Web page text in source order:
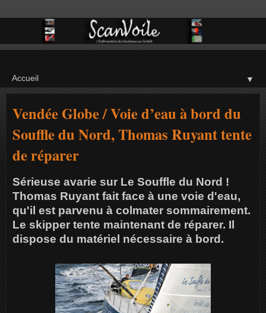
▼
Vendée Globe / Voie d’eau à bord du
Souffle du Nord, Thomas Ruyant tente
de réparer
Sérieuse avarie sur Le Souffle du Nord !
Thomas Ruyant fait face à une voie d'eau,
qu'il est parvenu à colmater sommairement.
Le skipper tente maintenant de réparer. Il
dispose du matériel nécessaire à bord.